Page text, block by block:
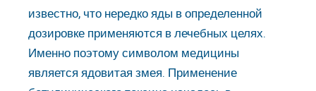
известно, что нередко яды в определенной
дозировке применяются в лечебных целях.
Именно поэтому символом медицины
является ядовитая змея. Применение